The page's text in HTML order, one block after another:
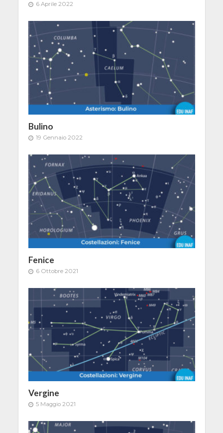
6 Aprile 2022
Bulino
19 Gennaio 2022
Fenice
6 Ottobre 2021
Vergine
5 Maggio 2021